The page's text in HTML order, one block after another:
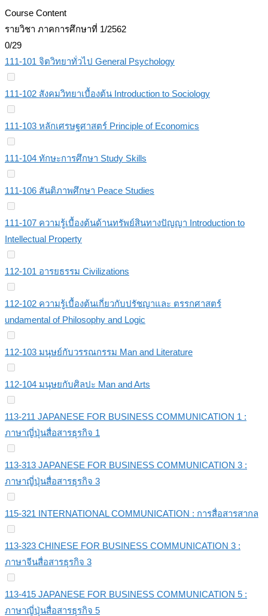
Course Content
รายวิชา ภาคการศึกษาที่ 1/2562
0/29
111-101 จิตวิทยาทั่วไป General Psychology
111-102 สังคมวิทยาเบื้องต้น Introduction to Sociology
111-103 หลักเศรษฐศาสตร์ Principle of Economics
111-104 ทักษะการศึกษา Study Skills
111-106 สันติภาพศึกษา Peace Studies
111-107 ความรู้เบื้องต้นด้านทรัพย์สินทางปัญญา Introduction to
Intellectual Property
112-101 อารยธรรม Civilizations
112-102 ความรู้เบื้องต้นเกี่ยวกับปรัชญาและ ตรรกศาสตร์
undamental of Philosophy and Logic
112-103 มนุษย์กับวรรณกรรม Man and Literature
112-104 มนุษยกับศิลปะ Man and Arts
113-211 JAPANESE FOR BUSINESS COMMUNICATION 1 :
ภาษาญี่ปุ่นสื่อสารธุรกิจ 1
113-313 JAPANESE FOR BUSINESS COMMUNICATION 3 :
ภาษาญี่ปุ่นสื่อสารธุรกิจ 3
115-321 INTERNATIONAL COMMUNICATION : การสื่อสารสากล
113-323 CHINESE FOR BUSINESS COMMUNICATION 3 :
ภาษาจีนสื่อสารธุรกิจ 3
113-415 JAPANESE FOR BUSINESS COMMUNICATION 5 :
ภาษาญี่ปุ่นสื่อสารธุรกิจ 5